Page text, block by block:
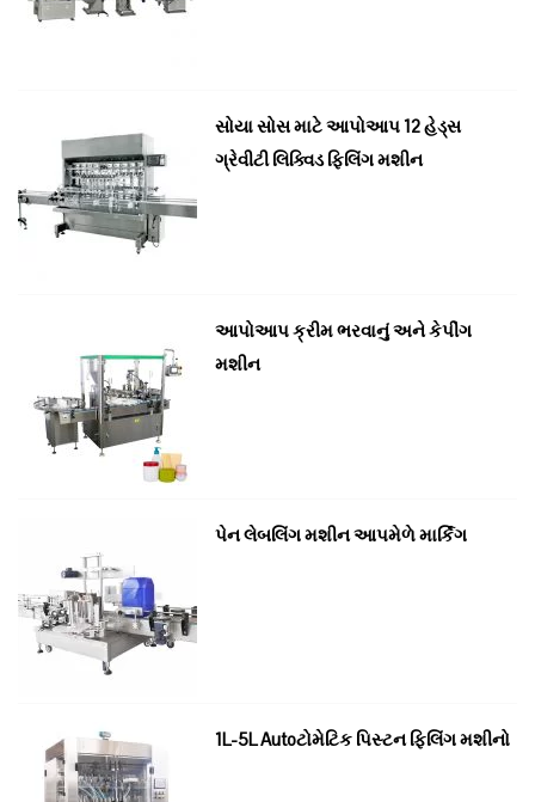
સોયા સોસ માટે આપોઆપ 12 હેડ્સ
ગ્રેવીટી લિક્વિડ ફિલિંગ મશીન
આપોઆપ ક્રીમ ભરવાનું અને કેપીંગ
મશીન
પેન લેબલિંગ મશીન આપમેળે માર્કિંગ
1L-5L Autoટોમેટિક પિસ્ટન ફિલિંગ મશીનો